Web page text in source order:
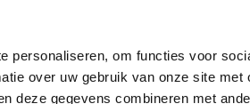
personaliseren, om functies voor
over uw gebruik van onze site met
deze gegevens combineren met